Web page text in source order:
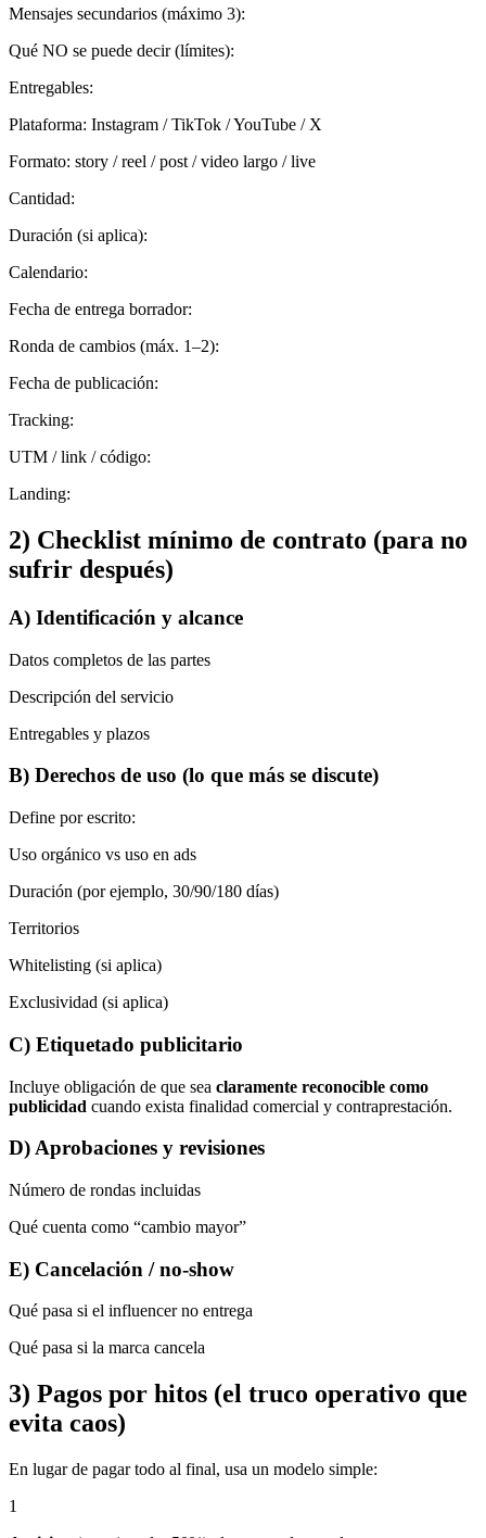
Mensajes secundarios (máximo 3):
Qué NO se puede decir (límites):
Entregables:
Plataforma: Instagram / TikTok / YouTube / X
Formato: story / reel / post / video largo / live
Cantidad:
Duración (si aplica):
Calendario:
Fecha de entrega borrador:
Ronda de cambios (máx. 1–2):
Fecha de publicación:
Tracking:
UTM / link / código:
Landing:
2) Checklist mínimo de contrato (para no
sufrir después)
A) Identificación y alcance
Datos completos de las partes
Descripción del servicio
Entregables y plazos
B) Derechos de uso (lo que más se discute)
Define por escrito:
Uso orgánico vs uso en ads
Duración (por ejemplo, 30/90/180 días)
Territorios
Whitelisting (si aplica)
Exclusividad (si aplica)
C) Etiquetado publicitario
Incluye obligación de que sea claramente reconocible como
publicidad cuando exista finalidad comercial y contraprestación.
D) Aprobaciones y revisiones
Número de rondas incluidas
Qué cuenta como “cambio mayor”
E) Cancelación / no-show
Qué pasa si el influencer no entrega
Qué pasa si la marca cancela
3) Pagos por hitos (el truco operativo que
evita caos)
En lugar de pagar todo al final, usa un modelo simple:
1